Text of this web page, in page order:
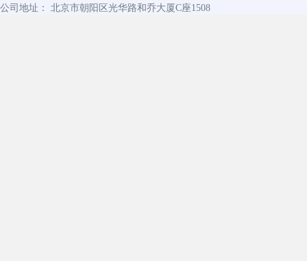
公司地址： 北京市朝阳区光华路和乔大厦C座1508